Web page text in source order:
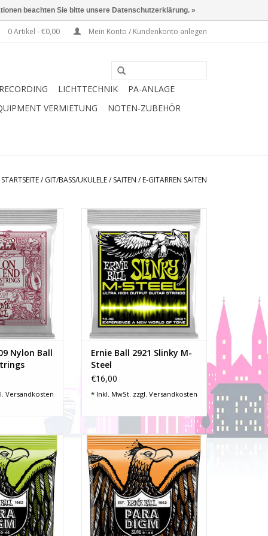
0 Artikel - €0,00 Mein Konto / Kundenkonto anlegen
RECORDING LICHTTECHNIK
PA-ANLAGE
VERMIETUNG
NOTEN-ZUBEHÖR
STARTSEITE/ GIT/BASS/UKULELE/ SAITEN / E-GITARREN SAITEN
Ernesto Palla
Konzertqualität
Nylon-
umsponnenen
Kupfer-Silber-
Seele aus
bieten einen
Ton. Alle Ernie
s
HINZUFÜGEN
Nylon Ball
Versandkosten
Die Ernie Ball M-Steel Saiten sind
die lautesten und
ausdrucksstärksten Saiten die
bislang hergestellt wurden. Sie
liefern höheren Output,
Resonanz, Ansprache und
Festigkeit. M-Steel steht für
Maraging Stahl und ist ein
hochfester und sehr zäher Stahl,
de
ZUM WARENKORB HINZUFÜGEN
Ernie Ball 2921 Slinky M-
Steel
€16,00
* Inkl. MwSt. zzgl. Versandkosten
sind die
überhaupt –
Slinky Saiten
bei
-Spielgefühl.
Stahl
Paradigm Slinkys sind die
reißfestesten Saiten überhaupt –
GARANTIERT.
Paradigm Electric Slinky Saiten
bieten eine beispiellose
Festigkeit und Langlebigkeit bei
100% Slinky-Ton und -Spielgefühl.
Ernie Balls ultra-hochfester Stahl
beachten Sie bitte unsere Datenschutzerklärung. »